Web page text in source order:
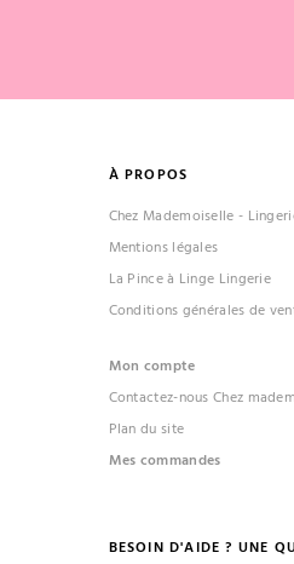
À PROPOS
Chez Mademoiselle -
Mentions légales
La Pince à Linge Lingerie
Conditions générales de
Mon compte
Contactez-nous Chez
Plan du site
Mes commandes
BESOIN D'AIDE ? UNE